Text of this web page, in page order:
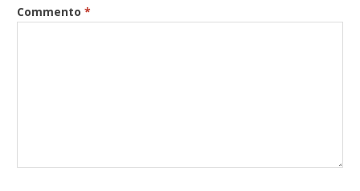
Commento*